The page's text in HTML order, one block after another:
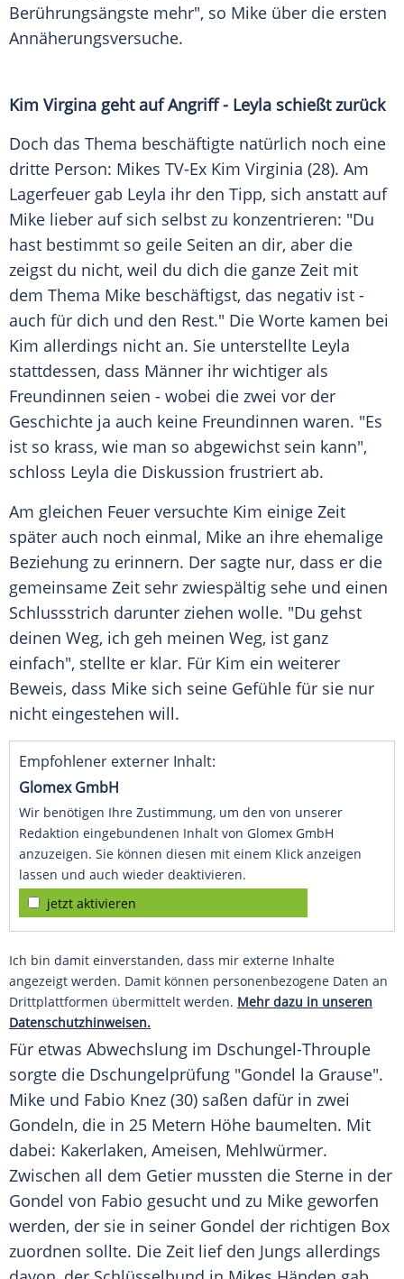
Berührungsängste mehr", so Mike über die ersten
Annäherungsversuche.
Kim Virgina geht auf Angriff - Leyla schießt zurück
Doch das Thema beschäftigte natürlich noch eine
dritte Person: Mikes TV-Ex Kim Virginia (28). Am
Lagerfeuer gab Leyla ihr den Tipp, sich anstatt auf
Mike lieber auf sich selbst zu konzentrieren: "Du
hast bestimmt so geile Seiten an dir, aber die
zeigst du nicht, weil du dich die ganze Zeit mit
dem Thema Mike beschäftigst, das negativ ist -
auch für dich und den Rest." Die Worte kamen bei
Kim allerdings nicht an. Sie unterstellte Leyla
stattdessen, dass Männer ihr wichtiger als
Freundinnen seien - wobei die zwei vor der
Geschichte ja auch keine Freundinnen waren. "Es
ist so krass, wie man so abgewichst sein kann",
schloss Leyla die Diskussion frustriert ab.
Am gleichen Feuer versuchte Kim einige Zeit
später auch noch einmal, Mike an ihre ehemalige
Beziehung zu erinnern. Der sagte nur, dass er die
gemeinsame Zeit sehr zwiespältig sehe und einen
Schlussstrich darunter ziehen wolle. "Du gehst
deinen Weg, ich geh meinen Weg, ist ganz
einfach", stellte er klar. Für Kim ein weiterer
Beweis, dass Mike sich seine Gefühle für sie nur
nicht eingestehen will.
Empfohlener externer Inhalt:
Glomex GmbH
Wir benötigen Ihre Zustimmung, um den von unserer
Redaktion eingebundenen Inhalt von Glomex GmbH
anzuzeigen. Sie können diesen mit einem Klick anzeigen
lassen und auch wieder deaktivieren.
jetzt aktivieren
Ich bin damit einverstanden, dass mir externe Inhalte
angezeigt werden. Damit können personenbezogene Daten an
Drittplattformen übermittelt werden. Mehr dazu in unseren
Datenschutzhinweisen.
Für etwas Abwechslung im Dschungel-Throuple
sorgte die Dschungelprüfung "Gondel la Grause".
Mike und Fabio Knez (30) saßen dafür in zwei
Gondeln, die in 25 Metern Höhe baumelten. Mit
dabei: Kakerlaken, Ameisen, Mehlwürmer.
Zwischen all dem Getier mussten die Sterne in der
Gondel von Fabio gesucht und zu Mike geworfen
werden, der sie in seiner Gondel der richtigen Box
zuordnen sollte. Die Zeit lief den Jungs allerdings